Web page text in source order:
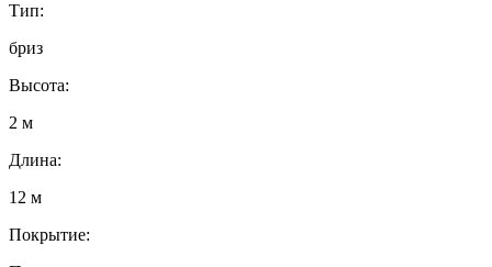
Тип:
бриз
Высота:
2 м
Длина:
12 м
Покрытие: